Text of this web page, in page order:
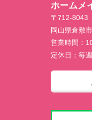
ホームメ
〒712-8043
岡山県倉敷
営業時間：
定休日： 毎